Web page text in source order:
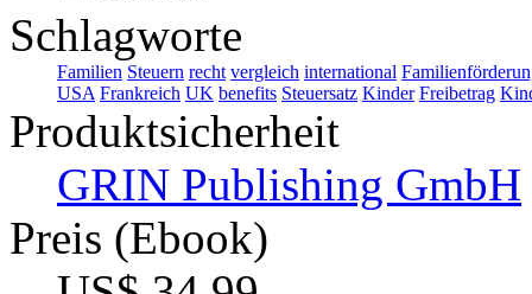
Schlagworte
Familien Steuern recht vergleich international
USA Frankreich UK benefits Steuersatz Kinder Freibetrag
Produktsicherheit
GRIN Publishing GmbH
Preis (Ebook)